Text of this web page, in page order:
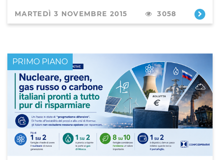
MARTEDÌ 3 NOVEMBRE 2015 3058
PRIMO PIANO